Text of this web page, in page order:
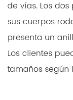
de vías. Los
sus cuerpos
presenta un
Los clientes
tamaños según